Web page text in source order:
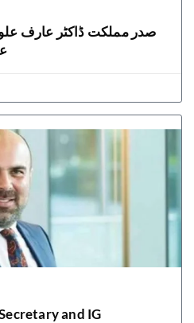
صدر مملکت ڈاکٹر عارف
and IG